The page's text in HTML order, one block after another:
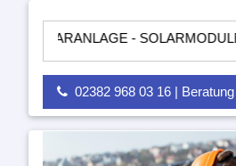
- SOLARMODULE -
02382 968 03 16 | Beratung